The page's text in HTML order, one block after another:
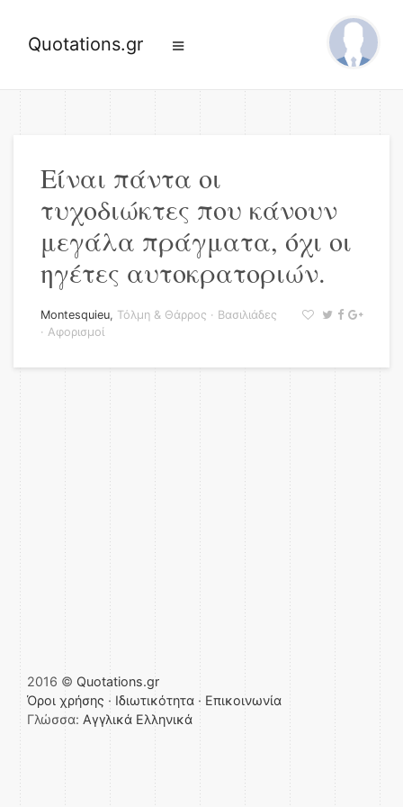
Quotations.gr
Είναι πάντα οι
τυχοδιώκτες που κάνουν
μεγάλα πράγματα, όχι οι
ηγέτες αυτοκρατοριών.
Montesquieu, Τόλμη & Θάρρος · Βασιλιάδες
· Αφορισμοί
2016 © Quotations.gr
Όροι χρήσης · Ιδιωτικότητα · Επικοινωνία
Γλώσσα: Αγγλικά Ελληνικά